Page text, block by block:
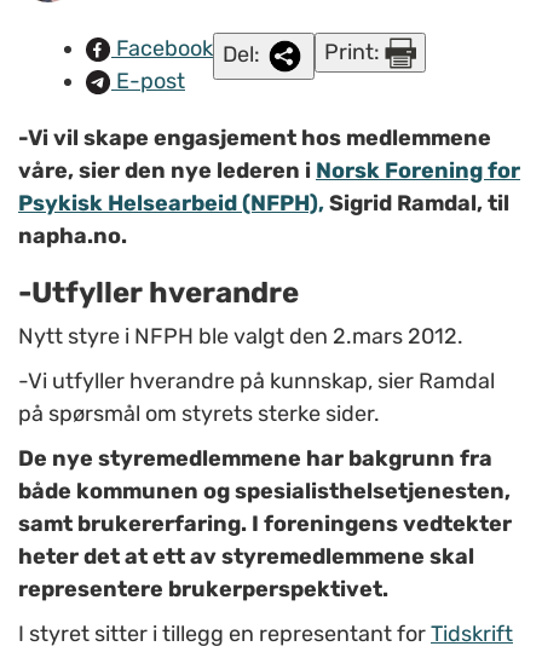
Facebook
E-post
Del: Print:
-Vi vil skape engasjement hos medlemmene
våre, sier den nye lederen i Norsk Forening for
Psykisk Helsearbeid (NFPH),Sigrid Ramdal, til
napha.no.
-Utfyller hverandre
Nytt styre i NFPH ble valgt den 2.mars 2012.
-Vi utfyller hverandre på kunnskap, sier Ramdal
på spørsmål om styrets sterke sider.
De nye styremedlemmene har bakgrunn fra
både kommunen og spesialisthelsetjenesten,
samt brukererfaring. I foreningens vedtekter
heter det at ett av styremedlemmene skal
representere brukerperspektivet.
I styret sitter i tillegg en representant forTidskrift